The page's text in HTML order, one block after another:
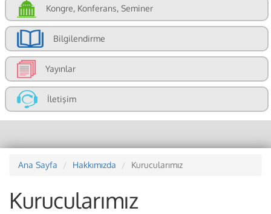
Kongre, Konferans, Seminer
Bilgilendirme
Yayınlar
İletişim
Ana Sayfa Hakkımızda Kurucularımız
Kurucularımız